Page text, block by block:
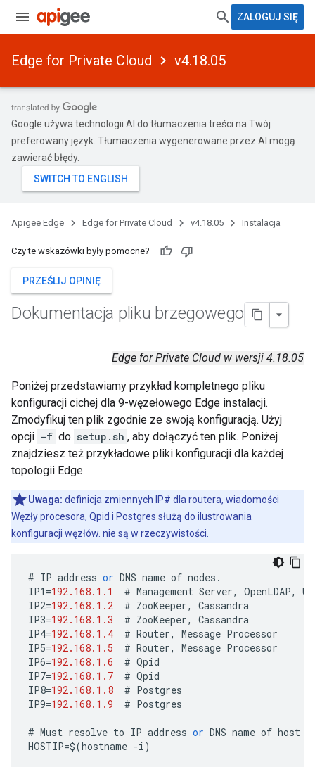
ZALOGUJ SIĘ
Edge for Private Cloud v4.18.05
Google używa technologii AI do tłumaczenia treści na Twój
preferowany język. Tłumaczenia wygenerowane przez AI mogą
zawierać błędy.
Apigee Edge Edge for Private Cloud v4.18.05 Instalacja
Czy te wskazówki były pomocne?
PRZEŚLIJ OPINIĘ
Dokumentacja pliku brzegowego
Edge for Private Cloud w wersji 4.18.05
Poniżej przedstawiamy przykład kompletnego pliku
konfiguracji cichej dla 9-węzełowego Edge instalacji.
Zmodyfikuj ten plik zgodnie ze swoją konfiguracją. Użyj
opcji -f do setup.sh , aby dołączyć ten plik. Poniżej
znajdziesz też przykładowe pliki konfiguracji dla każdej
topologii Edge.
Uwaga: definicja zmiennych IP# dla routera, wiadomości
Węzły procesora, Qpid i Postgres służą do ilustrowania
konfiguracji węzłów. nie są w rzeczywistości.
# IP address or DNS name of nodes .
IP1 =192.168.1.1 # Management Server, OpenLDAP, UI
IP2=192.168.1.2 # ZooKeeper,
Cassandra
IP3=192.168.1.3 # ZooKeeper,
Cassandra
IP4=192.168.1.4 # Router, Message Processor
IP5=192.168.1.5 # Router, Message Processor
IP6=192.168.1.6 # Qpid
IP7=192.168.1.7 # Qpid
IP8=192.168.1.8 # Postgres
IP9=192.168.1.9 # Postgres
# Must resolve to IP address or DNS name of host
HOSTIP=$(hostname -i)